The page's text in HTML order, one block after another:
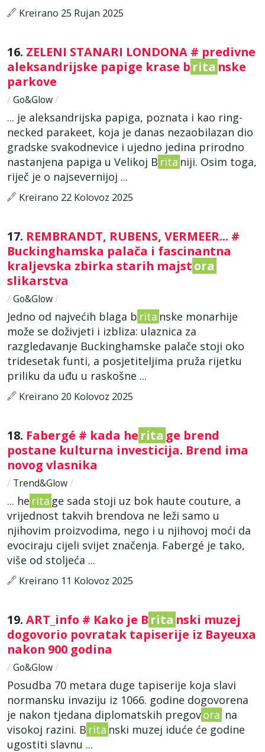
Kreirano 25 Rujan 2025
16. ZELENI STANARI LONDONA # predivne
aleksandrijske papige krase b rita nske
parkove
/ Go&Glow/
... je aleksandrijska papiga, poznata i kao ring-
necked parakeet, koja je danas nezaobilazan dio
gradske svakodnevice i ujedno jedina prirodno
nastanjena papiga u Velikoj B rita niji. Osim toga,
riječ je o najsevernijoj ...
Kreirano 22 Kolovoz 2025
17. REMBRANDT, RUBENS, VERMEER... #
Buckinghamska palača i fascinantna
kraljevska zbirka starih majstora
slikarstva
/ Go&Glow/
Jedno od najvećih blaga b rita nske monarhije
može se doživjeti i izbliza: ulaznica za
razgledavanje Buckinghamske palače stoji oko
tridesetak funti, a posjetiteljima pruža rijetku
priliku da uđu u raskošne ...
Kreirano 20 Kolovoz 2025
18. Fabergé # kada he rita ge brend
postane kulturna investicija. Brend ima
novog vlasnika
/ Trend&Glow/
... he rita ge sada stoji uz bok haute couture, a
vrijednost takvih brendova ne leži samo u
njihovim proizvodima, nego i u njihovoj moći da
evociraju cijeli svijet značenja. Fabergé je tako,
više od stoljeća ...
Kreirano 11 Kolovoz 2025
19. ART_info # Kako je B rita nski muzej
dogovorio povratak tapiserije iz Bayeuxa
nakon 900 godina
/ Go&Glow/
Posudba 70 metara duge tapiserije koja slavi
normansku invaziju iz 1066. godine dogovorena
je nakon tjedana diplomatskih pregovora na
visokoj razini. B rita nski muzej iduće će godine
ugostiti slavnu ...